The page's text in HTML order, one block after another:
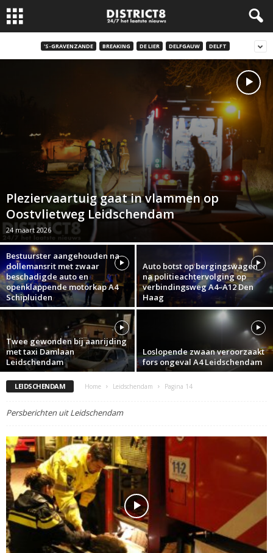
'S-GRAVENZANDE BREAKING DE LIER DELFGAUW DELFT
Pleziervaartuig gaat in vlammen op
Oostvlietweg Leidschendam
24 maart 2026
Bestuurster aangehouden na
dollemansrit met zwaar
beschadigde auto en
openklappende motorkap A4
Schipluiden
Auto botst op bergingswagen
na politieachtervolging op
verbindingsweg A4–A12 Den
Haag
Twee gewonden bij aanrijding
met taxi Damlaan
Leidschendam
Loslopende zwaan veroorzaakt
fors ongeval A4 Leidschendam
LEIDSCHENDAM Home Leidschendam Pagina 14
Persberichten uit Leidschendam